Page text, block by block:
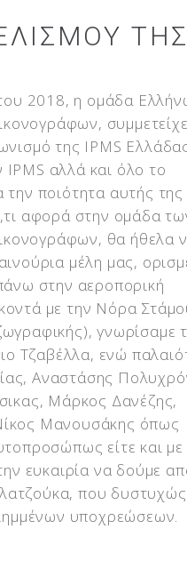
2018, η ομάδα
της IPMS
αλλά και όλο το
ποιότητα αυτής της
αφορά στην ομάδα
θα ήθελα
μέλη μας,
στην αεροπορική
με την Νόρα
γνωρίσαμε
Τζαβέλλα, ενώ
Αναστάσης
Μάρκος Δανέζης,
Μανουσάκης όπως
είτε και
ευκαιρία να δούμε
που
υποχρεώσεων.